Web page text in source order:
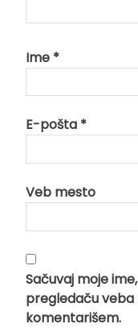
Ime *
E-pošta *
Veb mesto
Sačuvaj moje
pregledaču veba
komentarišem.